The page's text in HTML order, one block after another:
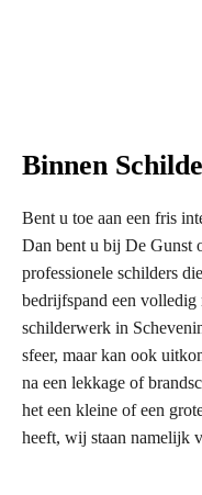
Binnen
Bent u toe aan een fris
Dan bent u bij De Gunst
professionele schilders
bedrijfspand een
schilderwerk in
sfeer, maar kan ook
na een lekkage of
het een kleine of een
heeft, wij staan namelijk